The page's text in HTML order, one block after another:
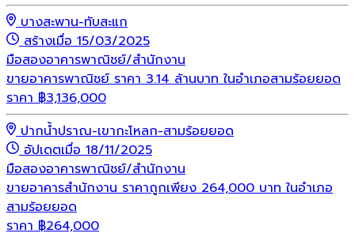
บางสะพาน-ทับสะแก
สร้างเมื่อ 15/03/2025
มือสองอาคารพาณิชย์/สำนักงาน
ขายอาคารพาณิชย์ ราคา 3.14 ล้านบาท ในอำเภอสามร้อยยอด
ราคา ฿3,136,000
ปากน้ำปราณ-เขากะโหลก-สามร้อยยอด
อัปเดตเมื่อ 18/11/2025
มือสองอาคารพาณิชย์/สำนักงาน
ขายอาคารสำนักงาน ราคาถูกเพียง 264,000 บาท ในอำเภอ
สามร้อยยอด
ราคา ฿264,000